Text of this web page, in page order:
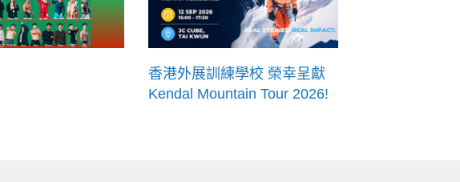
香港外展訓練學校 榮幸呈獻
Kendal Mountain Tour 2026!